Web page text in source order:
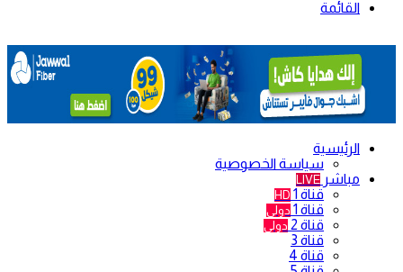
القائمة
الرئيسية
سياسة الخصوصية
مباشر LIVE
قناة 1 HD
قناة 1 دولي
قناة 2 دولي
قناة 3
قناة 4